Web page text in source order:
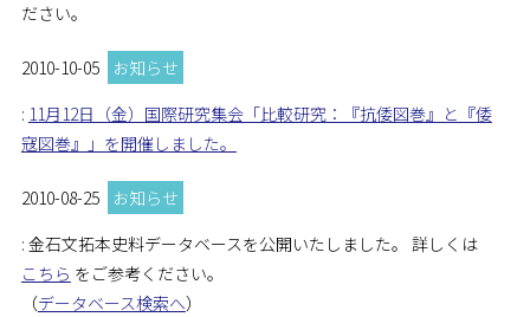
ださい。
2010-10-05
お知らせ
: 11月12日（金）国際研究集会「比較研究：『抗倭図巻』と『倭
寇図巻』」を開催しました。
2010-08-25
お知らせ
: 金石文拓本史料データベースを公開いたしました。 詳しくは
こちら をご参考ください。
（データベース検索へ）